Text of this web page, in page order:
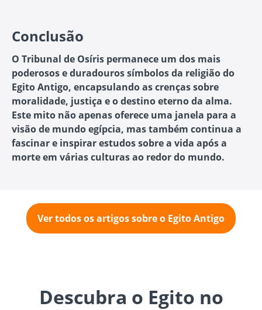
Conclusão
O Tribunal de Osíris permanece um dos mais
poderosos e duradouros símbolos da religião do
Egito Antigo, encapsulando as crenças sobre
moralidade, justiça e o destino eterno da alma.
Este mito não apenas oferece uma janela para a
visão de mundo egípcia, mas também continua a
fascinar e inspirar estudos sobre a vida após a
morte em várias culturas ao redor do mundo.
Ver todos os artigos sobre o Egito Antigo
Descubra o Egito no